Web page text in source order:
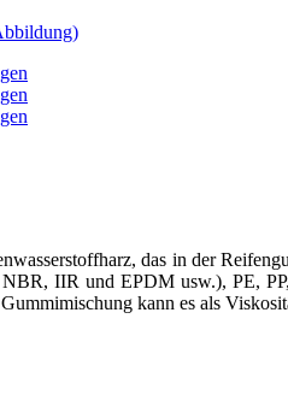
das in der
IIR und EPDM usw.), PE,
kann es als